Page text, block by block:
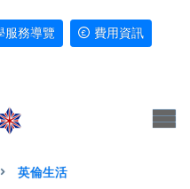
服務導覽 費用資訊
英倫生活